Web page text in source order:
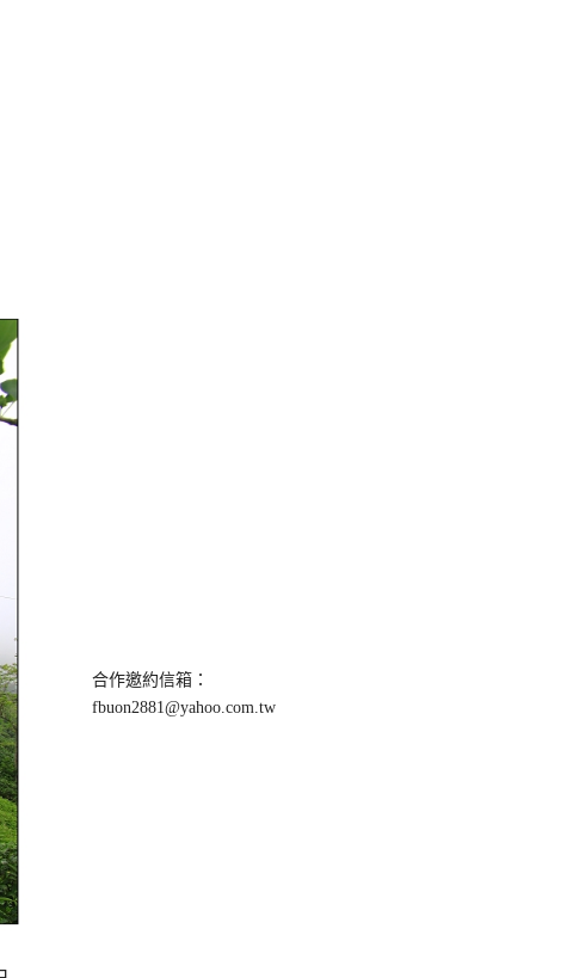
合作邀約信箱：
fbuon2881@yahoo.com.tw